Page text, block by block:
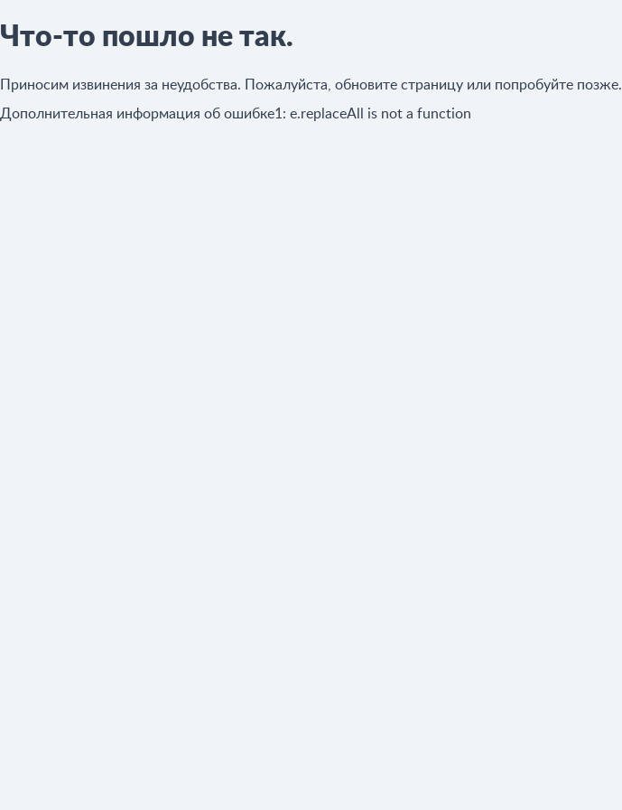
Что-то пошло не так.
Приносим извинения за неудобства. Пожалуйста, обновите страницу или попробуйте позже.
Дополнительная информация об ошибке1: e.replaceAll is not a function